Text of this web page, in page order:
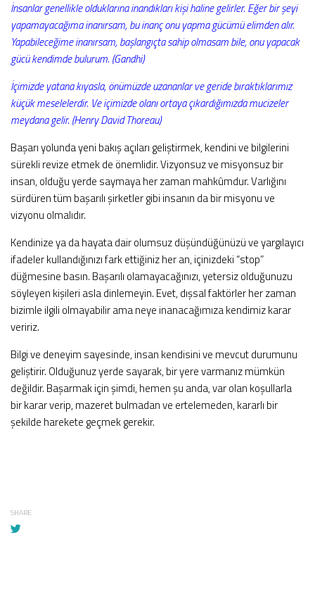
İnsanlar genellikle olduklarına inandıkları kişi haline gelirler. Eğer bir şeyi
yapamayacağıma inanırsam, bu inanç onu yapma gücümü elimden alır.
Yapabileceğime inanırsam, başlangıçta sahip olmasam bile, onu yapacak
gücü kendimde bulurum. (Gandhi)
İçimizde yatana kıyasla, önümüzde uzananlar ve geride bıraktıklarımız
küçük meselelerdir. Ve içimizde olanı ortaya çıkardığımızda mucizeler
meydana gelir. (Henry David Thoreau)
Başarı yolunda yeni bakış açıları geliştirmek, kendini ve bilgilerini
sürekli revize etmek de önemlidir. Vizyonsuz ve misyonsuz bir
insan, olduğu yerde saymaya her zaman mahkûmdur. Varlığını
sürdüren tüm başarılı şirketler gibi insanın da bir misyonu ve
vizyonu olmalıdır.
Kendinize ya da hayata dair olumsuz düşündüğünüzü ve yargılayıcı
ifadeler kullandığınızı fark ettiğiniz her an, içinizdeki “stop”
düğmesine basın. Başarılı olamayacağınızı, yetersiz olduğunuzu
söyleyen kişileri asla dinlemeyin. Evet, dışsal faktörler her zaman
bizimle ilgili olmayabilir ama neye inanacağımıza kendimiz karar
veririz.
Bilgi ve deneyim sayesinde, insan kendisini ve mevcut durumunu
geliştirir. Olduğunuz yerde sayarak, bir yere varmanız mümkün
değildir. Başarmak için şimdi, hemen şu anda, var olan koşullarla
bir karar verip, mazeret bulmadan ve ertelemeden, kararlı bir
şekilde harekete geçmek gerekir.
SHARE